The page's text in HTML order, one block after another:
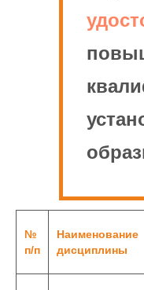
№
п/п
Наименование
дисциплины